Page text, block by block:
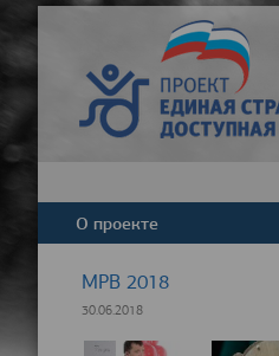
О проекте
МРВ 2018
30.06.2018